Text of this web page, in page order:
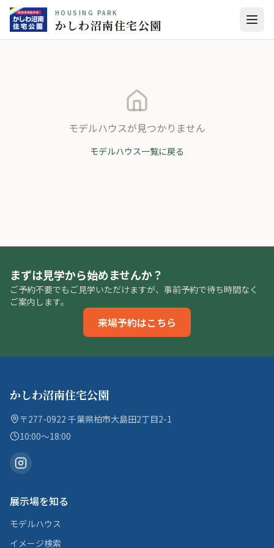
HOUSING PARK
かしわ沼南住宅公園
モデルハウスが見つかりません
モデルハウス一覧に戻る
まずは見学から始めませんか？
ご予約不要でもご見学いただけますが、事前予約で待ち時間なく
ご案内します。
来場予約はこちら
かしわ沼南住宅公園
〒277-0922 千葉県柏市大島田2丁目2-1
10:00〜18:00
展示場を知る
モデルハウス
イメージ検索